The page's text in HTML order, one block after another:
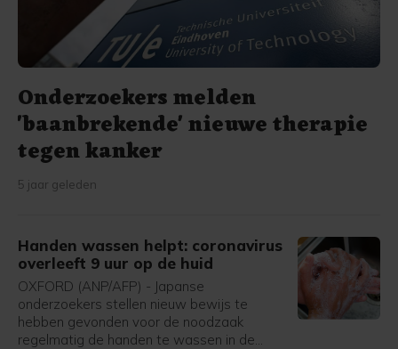
Onderzoekers melden
'baanbrekende' nieuwe therapie
tegen kanker
5 jaar geleden
Handen wassen helpt: coronavirus
overleeft 9 uur op de huid
OXFORD (ANP/AFP) - Japanse
onderzoekers stellen nieuw bewijs te
hebben gevonden voor de noodzaak
regelmatig de handen te wassen in de